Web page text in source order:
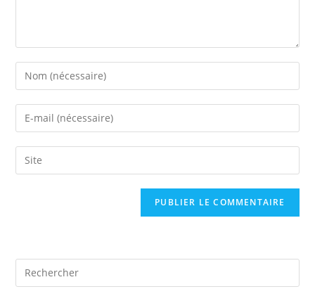
Enter
your
name
comment
Enter
your
email
address
Saisir
l’URL